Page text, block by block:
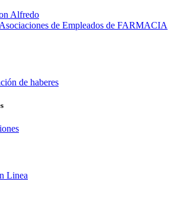
de haberes
Linea